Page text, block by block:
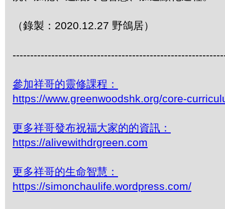
（錄製：2020.12.27 野鴿居）
參加祥哥的靈修課程：
https://www.greenwoodshk.org/core-
更多祥哥發布祝福大家的的資訊：
https://alivewithdrgreen.com
更多祥哥的生命智慧：
https://simonchaulife.wordpress.com/